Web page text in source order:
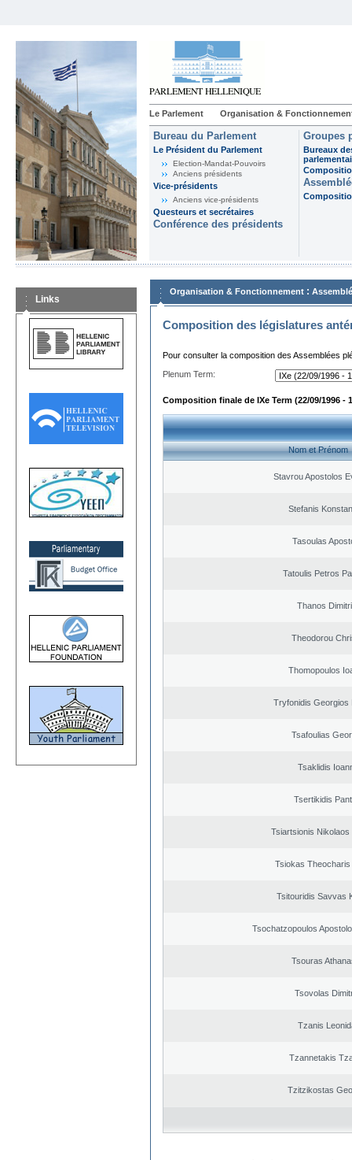
Le Parlement Organisation &
Bureau du Parlement
Le Président du Parlement
Election-Mandat-Pouvoirs
Anciens présidents
Vice-présidents
Anciens vice-présidents
Questeurs et secrétaires
Conférence des présidents
Groupes
Bureaux
Links
Organisation & Fonctionnement :
Composition des législatures
Pour consulter la composition des Assemblées
Plenum Term:
Composition finale de IXe Term (22/09/1996 -
Nom et Prénom
Stavrou Apostolos
Stefanis
Tasoulas
Tatoulis Petros
Thanos
Theodorou
Thomopoulos
Tryfonidis Georgios
Tsafoulias
Tsaklidis
Tsertikidis
Tsiartsionis Nikolaos
Tsiokas
Tsitouridis Savvas
Tsochatzopoulos
Tsouras
Tsovolas
Tzanis
Tzannetakis
Tzitzikostas